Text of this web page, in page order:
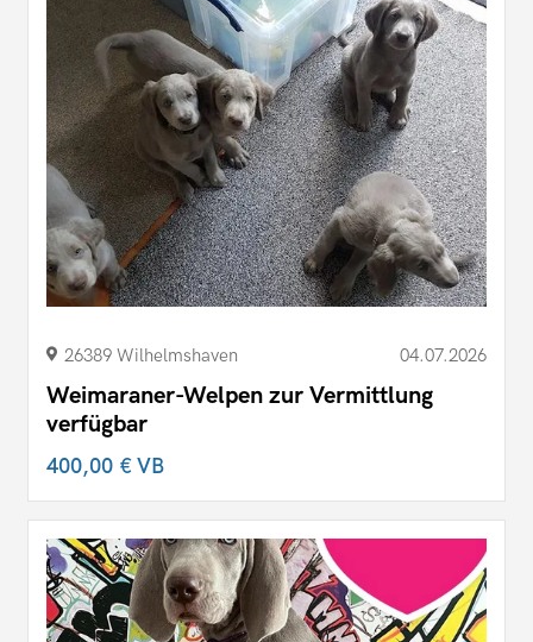
26389 Wilhelmshaven 04.07.2026
Weimaraner-Welpen zur Vermittlung
verfügbar
400,00 €VB